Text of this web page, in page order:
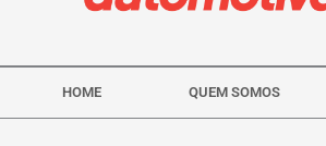
HOME QUEM SOMOS